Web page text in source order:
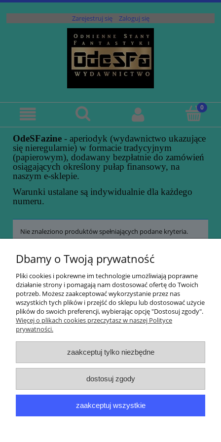
Zarejestruj się Zaloguj się
OdeSFazine - aperiodyk (wydawnictwo ukazujące
się nieregularnie) w formacie tradycyjnym
(papierowym), dodawany bezpłatnie do zamówień
osiągających określony pułap finansowy, na
naszym e-sklepie.
Warunki ustalane są indywidualnie dla każdego
numeru.
Nie znaleziono produktów spełniających podane kryteria.
OdeSFazine - aperiodyk (wydawnictwo ukazujące
się nieregularnie) w formacie tradycyjnym
(papierowym), dodawany bezpłatnie do zamówień
osiągających określony pułap finansowy, na
naszym e-sklepie.
Warunki ustalane są indywidualnie dla każdego
numeru.
Informacje
Zakupy
Moje konto
Dbamy o Twoją prywatność
Pliki cookies i pokrewne im technologie umożliwiają poprawne
działanie strony i pomagają nam dostosować ofertę do Twoich
potrzeb. Możesz zaakceptować wykorzystanie przez nas
wszystkich tych plików i przejść do sklepu lub dostosować użycie
plików do swoich preferencji, wybierając opcję "Dostosuj zgody".
Więcej o plikach cookies przeczytasz w naszej Polityce
prywatności.
zaakceptuj tylko niezbędne
dostosuj zgody
zaakceptuj wszystkie